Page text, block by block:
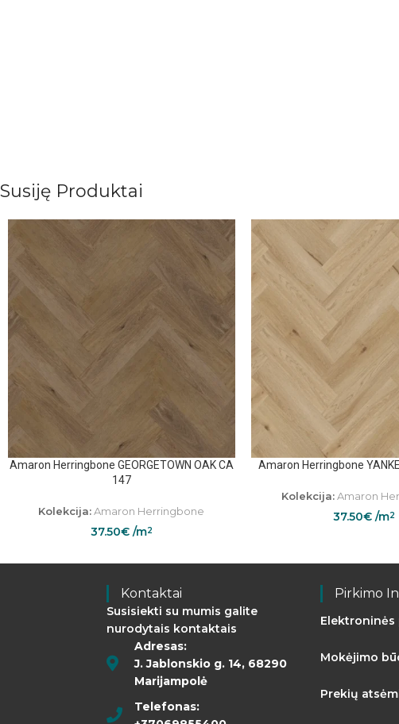
Susiję Produktai
Amaron Herringbone GEORGETOWN OAK CA
147
Kolekcija:Amaron Herringbone
37.50€/m2
Amaron Herringbone
Kolekcija:Amaron
37.50€ /m2
Kontaktai
Susisiekti su mumis galite
nurodytais kontaktais
Adresas:
J. Jablonskio g. 14, 68290
Marijampolė
Telefonas:
Pirkimo
Elektroninės
Mokėjimo
Prekių